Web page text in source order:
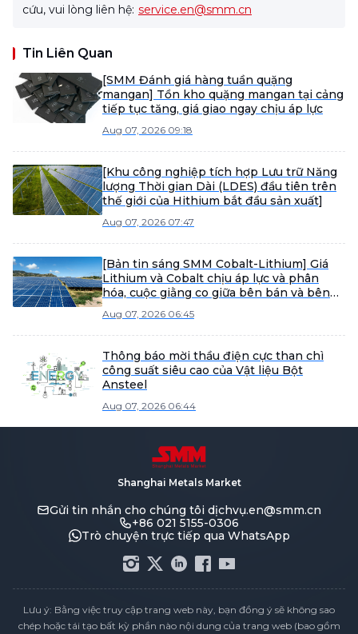
cứu, vui lòng liên hệ: service.en@smm.cn
Tin Liên Quan
[SMM Đánh giá hàng tuần quặng
mangan] Tồn kho quặng mangan tại cảng
tiếp tục tăng, giá giao ngay chịu áp lực
Aug 07, 2026 09:18
[Khu công nghiệp tích hợp Lưu trữ Năng
lượng Thời gian Dài (LDES) đầu tiên trên
thế giới của Hithium bắt đầu sản xuất]
Aug 07, 2026 07:47
[Bản tin sáng SMM Cobalt-Lithium] Giá
Lithium và Cobalt chịu áp lực và phân
hóa, cuộc giằng co giữa bên bán và bên
nguyên vật liệu
Aug 07, 2026 06:45
Thông báo mời thầu điện cực than chì
công suất siêu cao của Vật liệu Bột
Ansteel
Aug 07, 2026 06:44
Shanghai Metals Market
Gửi tin nhắn cho chúng tôi dịchvụ.en@smm.cn
+86 021 5155-0306
Trò chuyện trực tiếp qua WhatsApp
Lưu ý: Bằng việc truy cập trang web này, bạn đồng ý sẽ không sao
chép hoặc tái tạo bất kỳ phần nào nội dung của trang web (bao gồm